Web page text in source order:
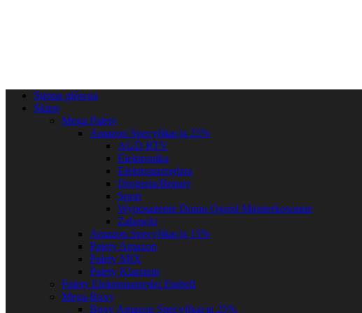
Strona główna
Sklep
Mega Palety
Amazon Specyfikacja 25%
AGD RTV
Elektronika
Elektronarzędzia
Drogeria/Beauty
Sport
Wyposażenie Domu Ogród Majsterkowanie
Zabawki
Amazon Specyfikacja 15%
Palety Amazon
Palety MIX
Palety Klarstein
Palety Elektronarzędzi Einhell
Mega Boxy
Boxy Amazon Specyfikacja 25%